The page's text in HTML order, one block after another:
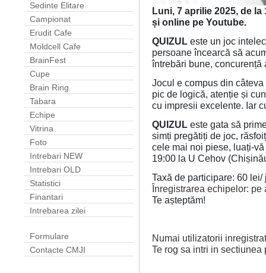
Sedinte Elitare
Campionat
Erudit Cafe
Moldcell Cafe
BrainFest
Cupe
Brain Ring
Tabara
Echipe
Vitrina
Foto
Intrebari NEW
Intrebari OLD
Statistici
Finantari
Intrebarea zilei
Formulare
Contacte CMJI
Luni, 7 aprilie 2025, de la
și online pe Youtube.
QUIZUL este un joc
persoane încearcă să
întrebări bune,
Jocul e compus din
pic de logică, atenție și
cu impresii excelente. Iar
QUIZUL este gata să
simți pregătiți de joc,
cele mai noi piese, luați-
19:00 la U Cehov
Taxă de participare: 60 lei/
Înregistrarea echipelor: pe
Te așteptăm!
Numai utilizatorii
Te rog sa intri in sectiunea